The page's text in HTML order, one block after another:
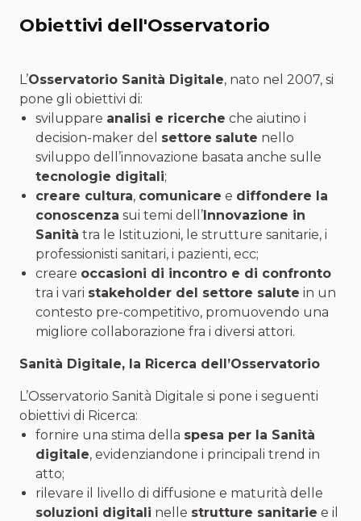
Obiettivi dell'Osservatorio
L’Osservatorio Sanità Digitale, nato nel 2007, si
pone gli obiettivi di:
sviluppare analisi e ricerche che aiutino i
decision-maker del settore salute nello
sviluppo dell’innovazione basata anche sulle
tecnologie digitali;
creare cultura, comunicare e diffondere la
conoscenza sui temi dell’Innovazione in
Sanità tra le Istituzioni, le strutture sanitarie, i
professionisti sanitari, i pazienti, ecc;
creare occasioni di incontro e di confronto
tra i vari stakeholder del settore salute in un
contesto pre-competitivo, promuovendo una
migliore collaborazione fra i diversi attori.
Sanità Digitale, la Ricerca dell’Osservatorio
L’Osservatorio Sanità Digitale si pone i seguenti
obiettivi di Ricerca:
fornire una stima della spesa per la Sanità
digitale, evidenziandone i principali trend in
atto;
rilevare il livello di diffusione e maturità delle
soluzioni digitali nelle strutture sanitarie e il